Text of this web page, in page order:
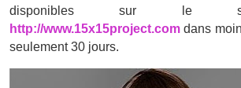
disponibles sur le
http://www.15x15project.com dans
seulement 30 jours.